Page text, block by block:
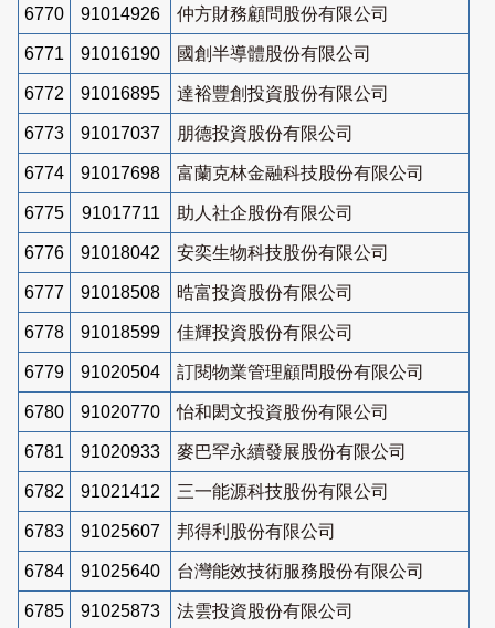
6770 91014926 仲方財務顧問股份有限公司
6771 91016190 國創半導體股份有限公司
6772 91016895 達裕豐創投資股份有限公司
6773 91017037 朋德投資股份有限公司
6774 91017698 富蘭克林金融科技股份有限公司
6775 91017711 助人社企股份有限公司
6776 91018042 安奕生物科技股份有限公司
6777 91018508 晧富投資股份有限公司
6778 91018599 佳輝投資股份有限公司
6779 91020504 訂閱物業管理顧問股份有限公司
6780 91020770 怡和閎文投資股份有限公司
6781 91020933 麥巴罕永續發展股份有限公司
6782 91021412 三一能源科技股份有限公司
6783 91025607 邦得利股份有限公司
6784 91025640 台灣能效技術服務股份有限公司
6785 91025873 法雲投資股份有限公司